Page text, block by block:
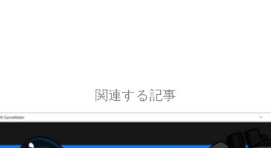
関連する記事